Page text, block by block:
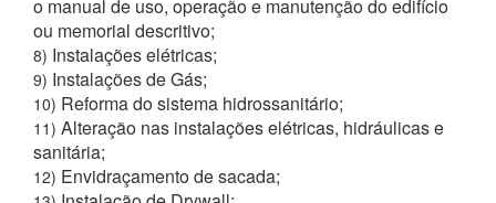
o manual de uso, operação e manutenção do edifício
ou memorial descritivo;
8) Instalações elétricas;
9) Instalações de Gás;
10) Reforma do sistema hidrossanitário;
11) Alteração nas instalações elétricas, hidráulicas e
sanitária;
12) Envidraçamento de sacada;